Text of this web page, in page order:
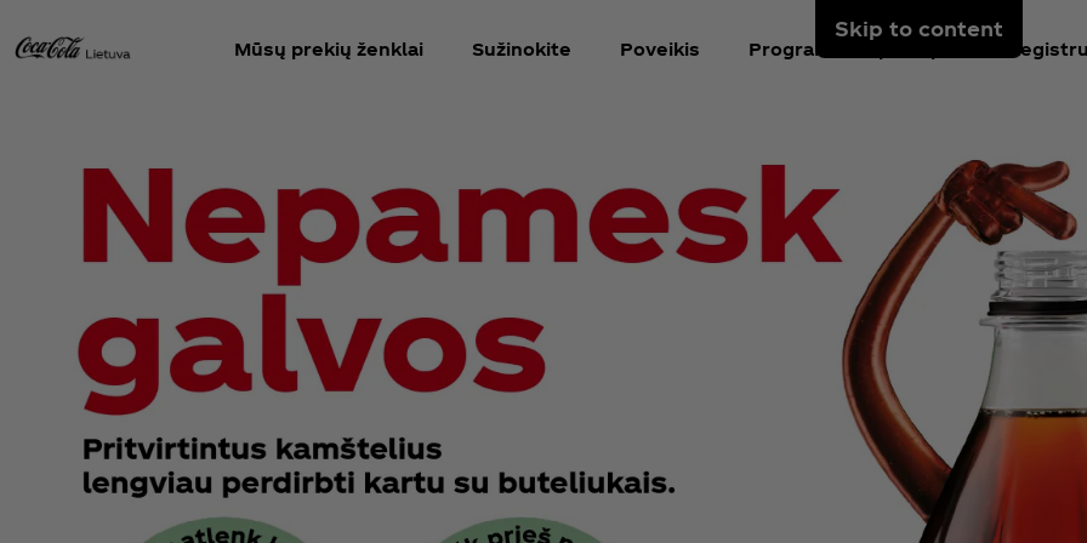
Skip to content
Mūsų prekių ženklai Sužinokite Poveikis Programėlės puslapis